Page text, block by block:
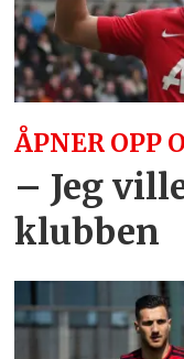
ÅPNER OPP
– Jeg
klubben